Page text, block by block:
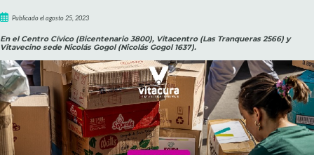
Publicado el agosto 25, 2023
En el Centro Cívico (Bicentenario 3800), Vitacentro (Las Tranqueras 2566) y
Vitavecino sede Nicolás Gogol (Nicolás Gogol 1637).